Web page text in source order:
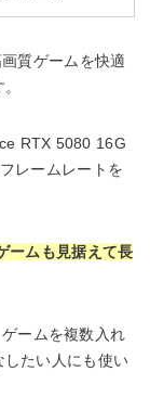
質ゲームを快適
RTX 5080 16G
レームレートを
ームも見据えて長
ームを複数入れ
したい人にも使い